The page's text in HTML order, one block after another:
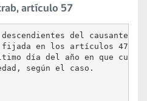
artículo 57
del causante
fijada en los artículos 47° y
día del año en que